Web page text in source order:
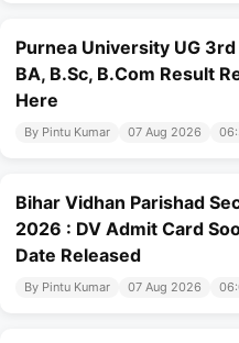
Purnea University UG
BA, B.Sc, B.Com Result
Here
By Pintu Kumar 07 Aug 2026
Bihar Vidhan Parishad
2026 : DV Admit Card
Date Released
By Pintu Kumar 07 Aug 2026